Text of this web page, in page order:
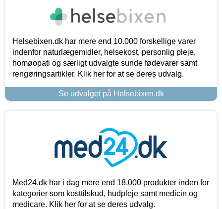
Helsebixen.dk har mere end 10.000 forskellige varer
indenfor naturlægemidler, helsekost, personlig pleje,
homøopati og særligt udvalgte sunde fødevarer samt
rengøringsartikler. Klik her for at se deres udvalg.
Se udvalget på Helsebixen.dk
Med24.dk har i dag mere end 18.000 produkter inden for
kategorier som kosttilskud, hudpleje samt medicin og
medicare. Klik her for at se deres udvalg.